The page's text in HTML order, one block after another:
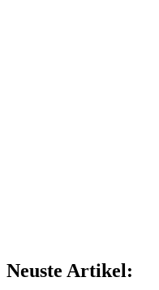
Neuste Artikel: